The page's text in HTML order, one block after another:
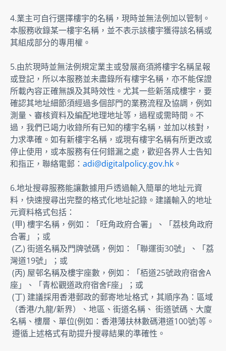
4.業主可自行選擇樓宇的名稱，現時並無法例加以管制。
本服務收錄某一樓宇名稱，並不表示該樓宇獲得該名稱或
其組成部分的專用權。
5.由於現時並無法例規定業主或發展商須將樓宇名稱呈報
或登記，所以本服務並未盡錄所有樓宇名稱，亦不能保證
所載內容正確無誤及其時效性。尤其一些新落成樓宇，要
確認其地址細節須經過多個部門的業務流程及協調，例如
測量、審核資料及編配地理地址等，過程或需時間。不
過，我們已竭力收錄所有已知的樓宇名稱，並加以核對，
力求準確。如有新樓宇名稱，或現有樓宇名稱有所更改或
停止使用，或本服務有任何錯漏之處，歡迎各界人士告知
和指正，聯絡電郵： adi@digitalpolicy.gov.hk 。
6.地址搜尋服務能讓數據用戶透過輸入簡單的地址元資
料，快速搜尋出完整的格式化地址記錄。建議輸入的地址
元資料格式包括：
合署」；或
灣道19號」；或
座」、「青松觀道政府宿舍F座」；或
（香港/九龍/新界）、地區、街道名稱、 街道號碼、大廈
名稱、樓層、單位(例如：香港薄扶林數碼港道100號)等。
遵循上述格式有助提升搜尋結果的準確性。